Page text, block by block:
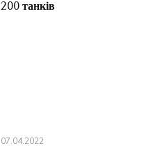
200 танків
07.04.2022